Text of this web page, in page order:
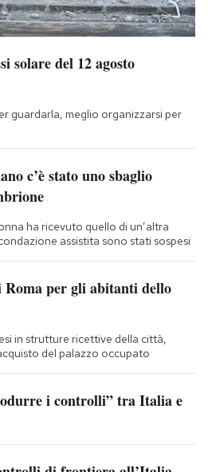
solare del 12 agosto
guardarla, meglio organizzarsi per
c’è stato uno sbaglio
ha ricevuto quello di un’altra
assistita sono stati sospesi
per gli abitanti dello
in strutture ricettive della città,
del palazzo occupato
i controlli” tra Italia e